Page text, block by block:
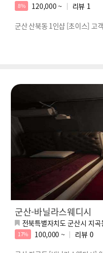
8% 120,000 ~ 리뷰 1
군산 산북동 1인샵 [초이스] 고
군산-바닐라스웨디시
전북특별자치도 군산시 지
17% 100,000 ~ 리뷰 0